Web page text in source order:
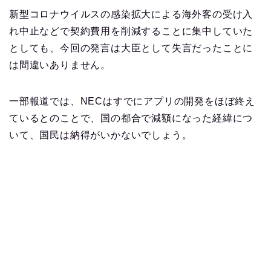
新型コロナウイルスの感染拡大による海外客の受け入
れ中止などで契約費用を削減することに集中していた
としても、今回の発言は大臣として失言だったことに
は間違いありません。
一部報道では、NECはすでにアプリの開発をほぼ終え
ているとのことで、国の都合で減額になった経緯につ
いて、国民は納得がいかないでしょう。